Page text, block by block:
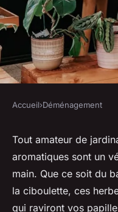
DÉMÉNAGEMENT
Quelles
une
aromatiques
Accueil›Déménagement
Tout amateur de
aromatiques sont un
main. Que ce soit du
la ciboulette, ces
qui raviront vos